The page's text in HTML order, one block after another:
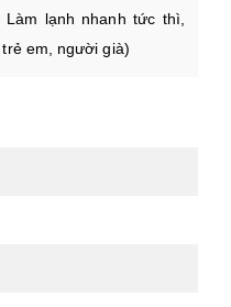
Làm lạnh nhanh tức thì,
em, người già)